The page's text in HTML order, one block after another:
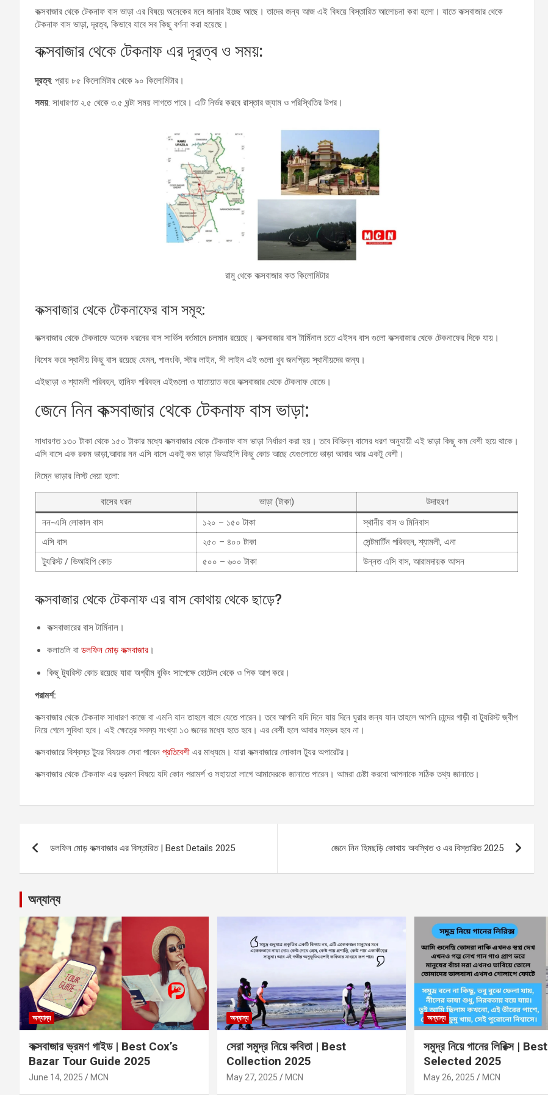
কক্সবাজার থেকে টেকনাফ বাস ভাড়া এর বিষয়ে অনেকের মনে জানার ইচ্ছে আছে। তাদের জন্য আজ এই বিষয়ে বিস্তারিত আলোচনা করা হলো। যাতে কক্সবাজার থেকে
টেকনাফ বাস ভাড়া, দূরত্ব, কিভাবে যাবে সব কিছু বর্ণনা করা হয়েছে।
কক্সবাজার থেকে টেকনাফ এর দূরত্ব ও সময়:
দূরত্ব: প্রায় ৮৫ কিলোমিটার থেকে ৯০ কিলোমিটার।
সময়: সাধারণত ২.৫ থেকে ৩.৫ ঘন্টা সময় লাগতে পারে। এটি নির্ভর করবে রাস্তার জ্যাম ও পরিস্থিতির উপর।
রামু থেকে কক্সবাজার কত কিলোমিটার
কক্সবাজার থেকে টেকনাফের বাস সমূহ:
কক্সবাজার থেকে টেকনাফে অনেক ধরনের বাস সার্ভিস বর্তমানে চলমান রয়েছে। কক্সবাজার বাস টার্মিনাল চতে এইসব বাস গুলো কক্সবাজার থেকে টেকনাফের দিকে যায়।
বিশেষ করে স্থানীয় কিছু বাস রয়েছে যেমন, পালংকি, স্টার লাইন, সী লাইন এই গুলো খুব জনপ্রিয় স্থানীয়দের জন্য।
এইছাড়া ও শ্যামলী পরিবহন, হানিফ পরিবহন এইগুলো ও যাতায়াত করে কক্সবাজার থেকে টেকনাফ রোডে।
জেনে নিন কক্সবাজার থেকে টেকনাফ বাস ভাড়া:
সাধারণত ১৩০ টাকা থেকে ১৫০ টাকার মধ্যে কক্সবাজার থেকে টেকনাফ বাস ভাড়া নির্ধারণ করা হয়। তবে বিভিন্ন বাসের ধরণ অনুযায়ী এই ভাড়া কিছু কম বেশী হয়ে থাকে।
এসি বাসে এক রকম ভাড়া,আবার নন এসি বাসে একটু কম ভাড়া ভিআইপি কিছু কোচ আছে যেগুলোতে ভাড়া আবার আর একটু বেশী।
নিম্নে ভাড়ার লিস্ট দেয়া হলো:
বাসের ধরন ভাড়া (টাকা)
উদাহরণ
নন-এসি লোকাল বাস
১২০ – ১৫০ টাকা
স্থানীয় বাস ও মিনিবাস
এসি বাস
২৫০ – ৪০০ টাকা
সেন্টমার্টিন পরিবহন, শ্যামলী, এনা
ট্যুরিস্ট / ভিআইপি কোচ
৫০০ – ৬০০ টাকা উন্নত এসি বাস, আরামদায়ক আসন
কক্সবাজার থেকে টেকনাফ এর বাস কোথায় থেকে ছাড়ে?
কক্সবাজারের বাস টার্মিনাল।
কলাতলি বা ডলফিন মোড় কক্সবাজার ।
কিছু ট্যুরিস্ট কোচ রয়েছে যারা অগ্রীম বুকিং সাপেক্ষে হোটেল থেকে ও পিক আপ করে।
পরামর্শ:
কক্সবাজার থেকে টেকনাফ সাধারণ কাজে বা এমনি যান তাহলে বাসে যেতে পারেন। তবে আপনি যদি দিনে যায় দিনে ঘুরার জন্য যান তাহলে আপনি চান্দের গাড়ী বা ট্যুরিস্ট জ্বীপ
নিয়ে গেলে সুবিধা হবে। এই ক্ষেত্রে সদস্য সংখ্যা ১৩ জনের মধ্যে হতে হবে। এর বেশী হলে আবার সম্ভব হবে না।
কক্সবাজারে বিশ্বস্ত ট্যুর বিষয়ক সেবা পাবেন প্রতিবেশী এর মাধ্যমে। যারা কক্সবাজারে লোকাল ট্যুর অপারেটর।
কক্সবাজার থেকে টেকনাফ এর ভ্রমণ বিষয়ে যদি কোন পরামর্শ ও সহায়তা লাগে আমাদেরকে জানাতে পারেন। আমরা চেষ্টা করবো আপনাকে সঠিক তথ্য জানাতে।
navigation
ডলফিন মোড় কক্সবাজার এর বিস্তারিত | Best Details 2025 জেনে নিন হিমছড়ি কোথায় অবস্থিত ও এর বিস্তারিত 2025
অন্যান্য
অন্যান্য
কক্সবাজার ভ্রমণ গাইড | Best Cox’s
Bazar Tour Guide 2025
June 14, 2025 MCN
অন্যান্য
সেরা সমুদ্র নিয়ে কবিতা | Best
Collection 2025
May 27, 2025 MCN
অন্যান্য
সমুদ্র নিয়ে গানের লিরিক্স | Best
Selected 2025
May 26, 2025 MCN